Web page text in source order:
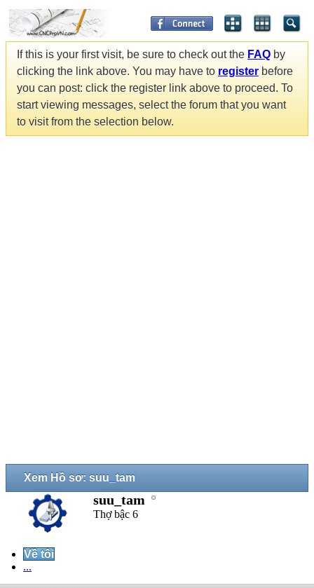
If this is your first visit, be sure to check out the FAQ by
clicking the link above. You may have to register before
you can post: click the register link above to proceed. To
start viewing messages, select the forum that you want
to visit from the selection below.
Xem Hồ sơ: suu_tam
suu_tam
Thợ bậc 6
Về tôi
...